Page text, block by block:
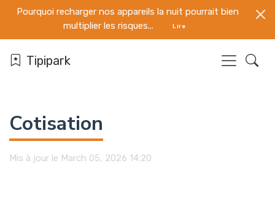
Pourquoi recharger nos appareils la nuit pourrait bien
multiplier les risques...
Lire
Tipipark
Cotisation
Mis à jour le March 05, 2026 14:20